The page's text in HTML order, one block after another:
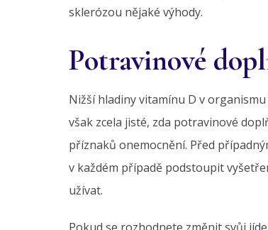
sklerózou nějaké výhody.
Potravinové
Nižší hladiny vitamínu D v
však zcela jisté, zda potravinové
příznaků onemocnění. Před
v každém případě podstoupit
užívat.